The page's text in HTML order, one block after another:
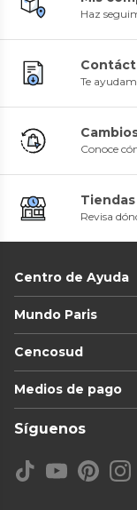
Haz
Te
Conoce
Revisa
Centro de Ayuda
Mundo Paris
Cencosud
Medios de pago
Síguenos